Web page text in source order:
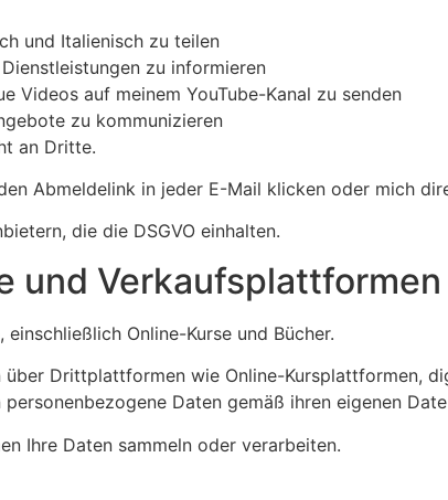
und Italienisch zu teilen
zu informieren
Videos auf meinem YouTube-Kanal zu senden
zu kommunizieren
an Dritte.
Abmeldelink in jeder E-Mail klicken oder mich
die die DSGVO einhalten.
und Verkaufsplattformen
Online-Kurse und Bücher.
über Drittplattformen wie Online-Kursplattformen,
Daten gemäß ihren eigenen
Ihre Daten sammeln oder verarbeiten.